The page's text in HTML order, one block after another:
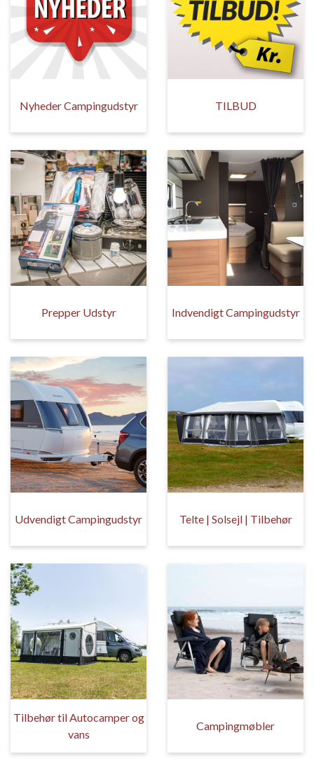
Nyheder Campingudstyr TILBUD
Prepper Udstyr Indvendigt Campingudstyr
Udvendigt Campingudstyr Telte | Solsejl | Tilbehør
Tilbehør til Autocamper og
vans
Campingmøbler